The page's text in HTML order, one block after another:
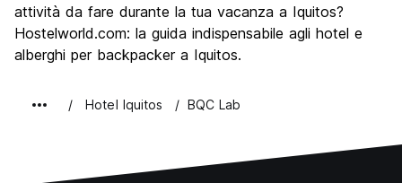
attività da fare durante la tua vacanza a Iquitos?
Hostelworld.com: la guida indispensabile agli hotel e
alberghi per backpacker a Iquitos.
Hotel Iquitos BQC Lab